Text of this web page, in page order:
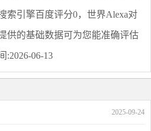
索引擎百度评分0，世界Alexa对
供的基础数据可为您能准确评估
:2026-06-13
2025-09-24